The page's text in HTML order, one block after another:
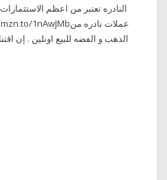
الذهب و الفضه للبيع اونلين . إن